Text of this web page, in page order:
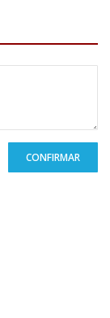
CONFIRMAR